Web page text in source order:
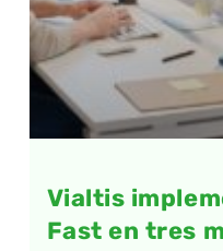
Vialtis
Fast en tres